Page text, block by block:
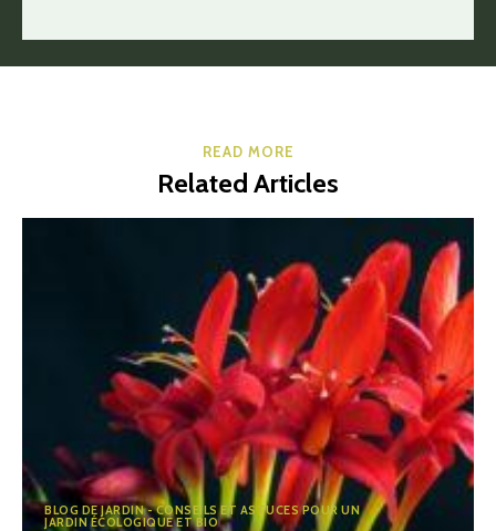
READ MORE
Related Articles
BLOG DE JARDIN - CONSEILS ET ASTUCES POUR UN
JARDIN ÉCOLOGIQUE ET BIO